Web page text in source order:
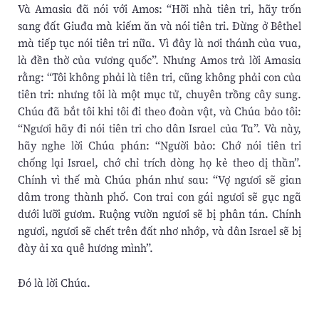
Và Amasia đã nói với Amos: “Hỡi nhà tiên tri, hãy trốn
sang đất Giuđa mà kiếm ăn và nói tiên tri. Ðừng ở Bêthel
mà tiếp tục nói tiên tri nữa. Vì đây là nơi thánh của vua,
là đền thờ của vương quốc”. Nhưng Amos trả lời Amasia
rằng: “Tôi không phải là tiên tri, cũng không phải con của
tiên tri: nhưng tôi là một mục tử, chuyên trồng cây sung.
Chúa đã bắt tôi khi tôi đi theo đoàn vật, và Chúa bảo tôi:
“Ngươi hãy đi nói tiên tri cho dân Israel của Ta”. Và này,
hãy nghe lời Chúa phán: “Người bảo: Chớ nói tiên tri
chống lại Israel, chớ chỉ trích dòng họ kẻ theo dị thần”.
Chính vì thế mà Chúa phán như sau: “Vợ ngươi sẽ gian
dâm trong thành phố. Con trai con gái ngươi sẽ gục ngã
dưới lưỡi gươm. Ruộng vườn ngươi sẽ bị phân tán. Chính
ngươi, ngươi sẽ chết trên đất nhơ nhớp, và dân Israel sẽ bị
đày ải xa quê hương mình”.
Ðó là lời Chúa.